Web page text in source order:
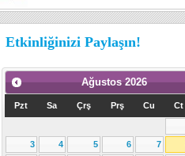
Etkinliğinizi Paylaşın!
Ağustos 2026
Pzt Sa Çrş Prş Cu Ct
3
4 5 6 7